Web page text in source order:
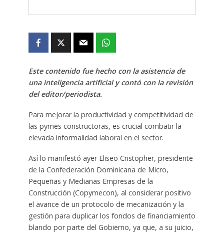
Este contenido fue hecho con la asistencia de
una inteligencia artificial y contó con la revisión
del editor/periodista.
Para mejorar la productividad y competitividad de
las pymes constructoras, es crucial combatir la
elevada informalidad laboral en el sector.
Así lo manifestó ayer Eliseo Cristopher, presidente
de la Confederación Dominicana de Micro,
Pequeñas y Medianas Empresas de la
Construcción (Copymecon), al considerar positivo
el avance de un protocolo de mecanización y la
gestión para duplicar los fondos de financiamiento
blando por parte del Gobierno, ya que, a su juicio,